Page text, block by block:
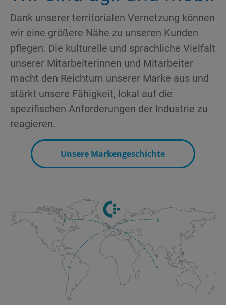
Dank unserer territorialen Vernetzung können
wir eine größere Nähe zu unseren Kunden
pflegen. Die kulturelle und sprachliche Vielfalt
unserer Mitarbeiterinnen und Mitarbeiter
macht den Reichtum unserer Marke aus und
stärkt unsere Fähigkeit, lokal auf die
spezifischen Anforderungen der Industrie zu
reagieren.
Unsere Markengeschichte